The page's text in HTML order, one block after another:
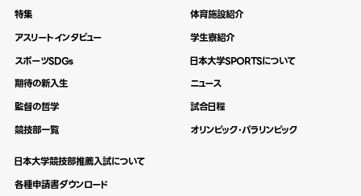
特集
アスリートインタビュー
スポーツSDGs
期待の新入生
監督の哲学
競技部一覧
体育施設紹介
学生寮紹介
日本大学SPORTSについて
ニュース
試合日程
オリンピック・パラリンピック
日本大学競技部推薦入試について
各種申請書ダウンロード